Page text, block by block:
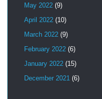
May 2022 (9)
April 2022 (10)
March 2022 (9)
February 2022 (6)
January 2022 (15)
December 2021 (6)